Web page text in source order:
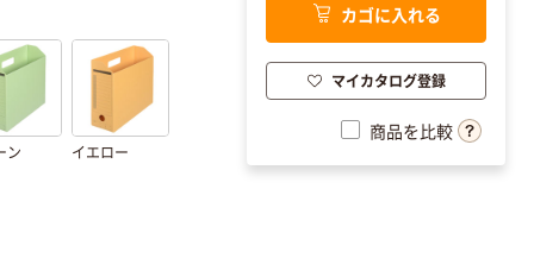
ン イエロー
カゴに入れる
マイカタログ登録
商品を比較